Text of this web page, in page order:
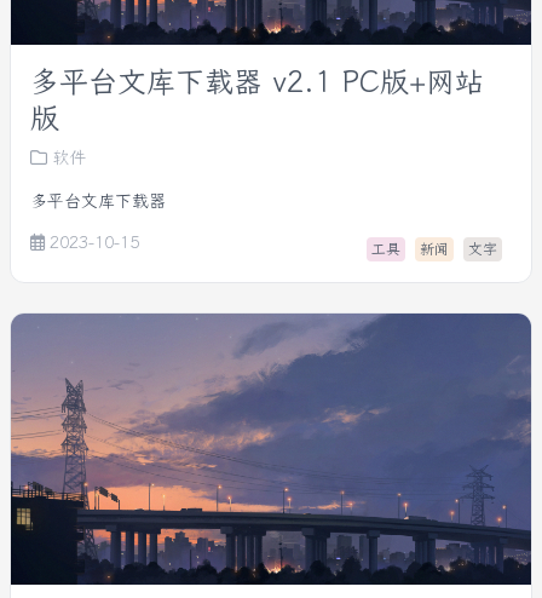
多平台文库下载器 v2.1 PC版+网站
版
软件
多平台文库下载器
2023-10-15
工具 新闻 文字